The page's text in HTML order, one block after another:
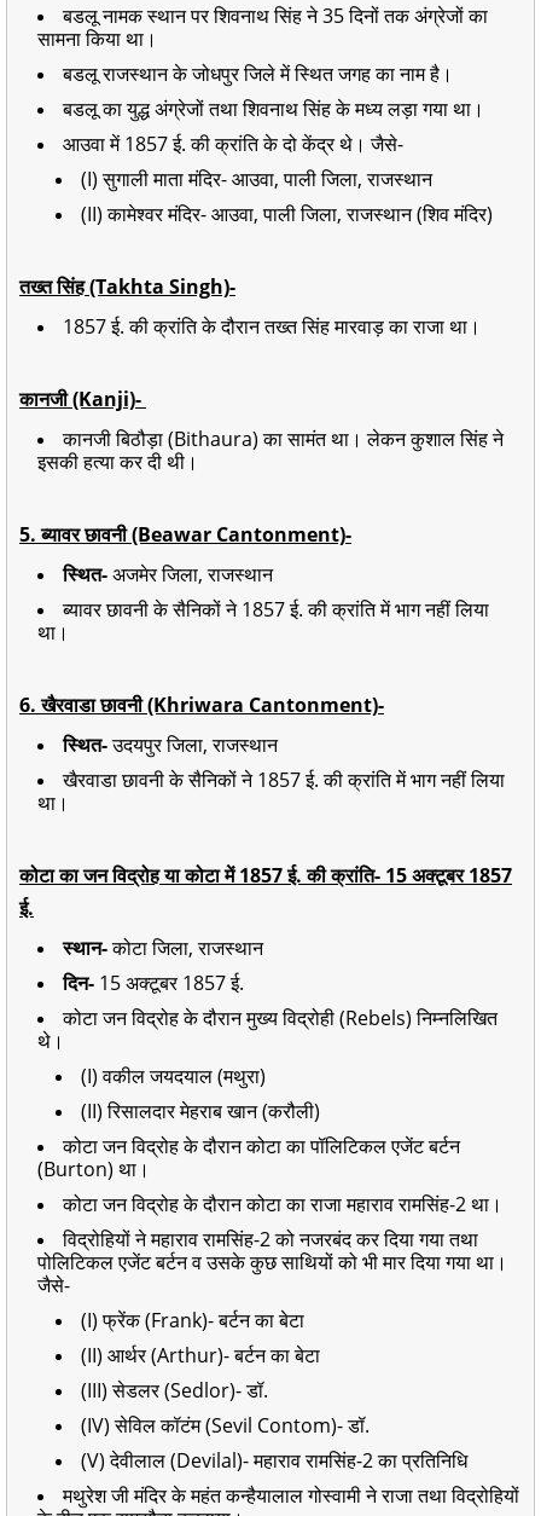
बडलू नामक स्थान पर शिवनाथ सिंह ने 35 दिनों तक अंग्रेजों का
सामना किया था।
बडलू राजस्थान के जोधपुर जिले में स्थित जगह का नाम है।
बडलू का युद्ध अंग्रेजों तथा शिवनाथ सिंह के मध्य लड़ा गया था।
आउवा में 1857 ई. की क्रांति के दो केंद्र थे। जैसे-
(I) सुगाली माता मंदिर- आउवा, पाली जिला, राजस्थान
(II) कामेश्वर मंदिर- आउवा, पाली जिला, राजस्थान (शिव मंदिर)
तख्त सिंह (Takhta Singh)-
1857 ई. की क्रांति के दौरान तख्त सिंह मारवाड़ का राजा था।
कानजी (Kanji)-
कानजी बिठौड़ा (Bithaura) का सामंत था। लेकन कुशाल सिंह ने
इसकी हत्या कर दी थी।
5. ब्यावर छावनी (Beawar Cantonment)-
स्थित-अजमेर जिला, राजस्थान
ब्यावर छावनी के सैनिकों ने 1857 ई. की क्रांति में भाग नहीं लिया
था।
6. खैरवाडा छावनी (Khriwara Cantonment)-
स्थित-उदयपुर जिला, राजस्थान
खैरवाडा छावनी के सैनिकों ने 1857 ई. की क्रांति में भाग नहीं लिया
था।
कोटा का जन विद्रोह या कोटा में 1857 ई. की क्रांति- 15 अक्टूबर 1857
ई.
स्थान-कोटा जिला, राजस्थान
दिन- 15 अक्टूबर 1857 ई.
कोटा जन विद्रोह के दौरान मुख्य विद्रोही (Rebels) निम्नलिखित
थे।
(I) वकील जयदयाल (मथुरा)
(II) रिसालदार मेहराब खान (करौली)
कोटा जन विद्रोह के दौरान कोटा का पॉलिटिकल एजेंट बर्टन
(Burton) था।
कोटा जन विद्रोह के दौरान कोटा का राजा महाराव रामसिंह-2 था।
विद्रोहियों ने महाराव रामसिंह-2 को नजरबंद कर दिया गया तथा
पोलिटिकल एजेंट बर्टन व उसके कुछ साथियों को भी मार दिया गया था।
जैसे-
(I) फ्रेंक (Frank)- बर्टन का बेटा
(II) आर्थर (Arthur)- बर्टन का बेटा
(III) सेडलर (Sedlor)- डॉ.
(IV) सेविल कॉटंम (Sevil Contom)- डॉ.
(V) देवीलाल (Devilal)- महाराव रामसिंह-2 का प्रतिनिधि
मथुरेश जी मंदिर के महंत कन्हैयालाल गोस्वामी ने राजा तथा विद्रोहियों